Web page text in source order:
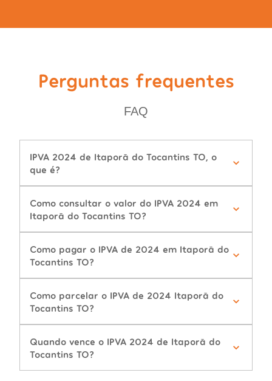
Perguntas frequentes
FAQ
IPVA 2024 de Itaporã do Tocantins TO, o
que é?
Como consultar o valor do IPVA 2024 em
Itaporã do Tocantins TO?
Como pagar o IPVA de 2024 em Itaporã do
Tocantins TO?
Como parcelar o IPVA de 2024 Itaporã do
Tocantins TO?
Quando vence o IPVA 2024 de Itaporã do
Tocantins TO?